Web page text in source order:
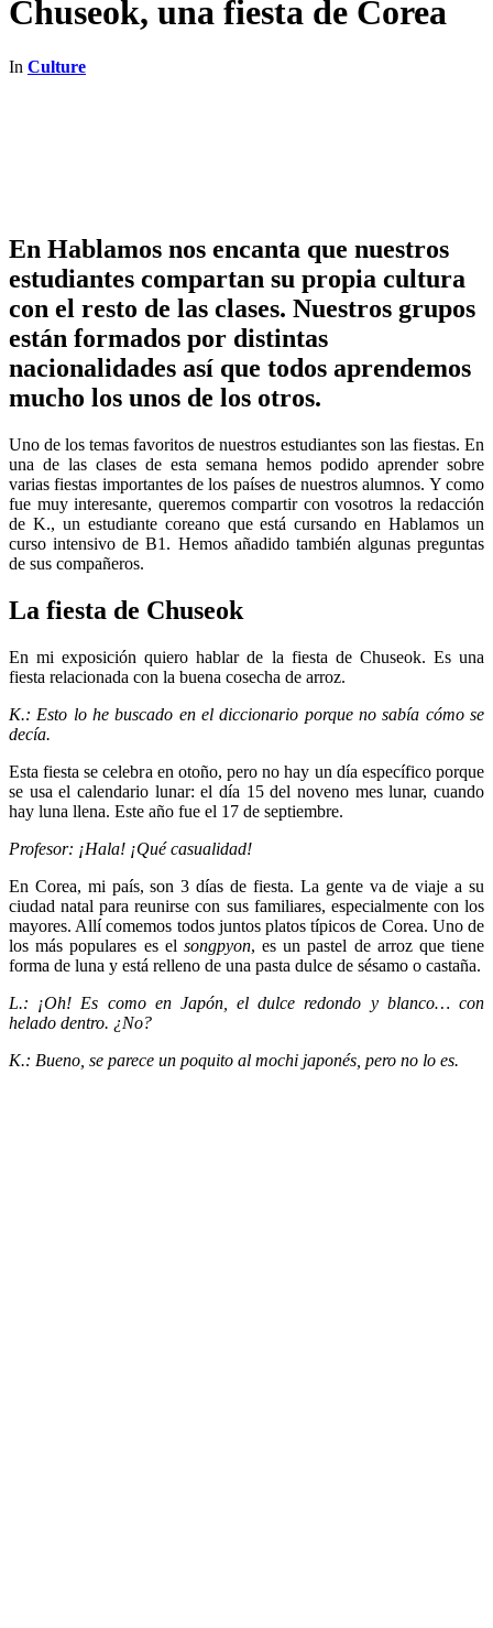
Chuseok, una fiesta de Corea
In Culture
En Hablamos nos encanta que nuestros
estudiantes compartan su propia cultura
con el resto de las clases. Nuestros grupos
están formados por distintas
nacionalidades así que todos aprendemos
mucho los unos de los otros.
Uno de los temas favoritos de nuestros estudiantes son las fiestas. En
una de las clases de esta semana hemos podido aprender sobre
varias fiestas importantes de los países de nuestros alumnos. Y como
fue muy interesante, queremos compartir con vosotros la redacción
de K., un estudiante coreano que está cursando en Hablamos un
curso intensivo de B1. Hemos añadido también algunas preguntas
de sus compañeros.
La fiesta de Chuseok
En mi exposición quiero hablar de la fiesta de Chuseok. Es una
fiesta relacionada con la buena cosecha de arroz.
K.: Esto lo he buscado en el diccionario porque no sabía cómo se
decía.
Esta fiesta se celebra en otoño, pero no hay un día específico porque
se usa el calendario lunar: el día 15 del noveno mes lunar, cuando
hay luna llena. Este año fue el 17 de septiembre.
Profesor: ¡Hala! ¡Qué casualidad!
En Corea, mi país, son 3 días de fiesta. La gente va de viaje a su
ciudad natal para reunirse con sus familiares, especialmente con los
mayores. Allí comemos todos juntos platos típicos de Corea. Uno de
los más populares es el songpyon, es un pastel de arroz que tiene
forma de luna y está relleno de una pasta dulce de sésamo o castaña.
L.: ¡Oh! Es como en Japón, el dulce redondo y blanco… con
helado dentro. ¿No?
K.: Bueno, se parece un poquito al mochi japonés, pero no lo es.